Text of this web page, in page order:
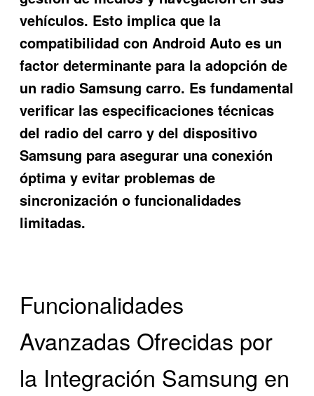
vehículos. Esto implica que la
compatibilidad con Android Auto es un
factor determinante para la adopción de
un radio Samsung carro. Es fundamental
verificar las especificaciones técnicas
del radio del carro y del dispositivo
Samsung para asegurar una conexión
óptima y evitar problemas de
sincronización o funcionalidades
limitadas.
Funcionalidades
Avanzadas Ofrecidas por
la Integración Samsung en